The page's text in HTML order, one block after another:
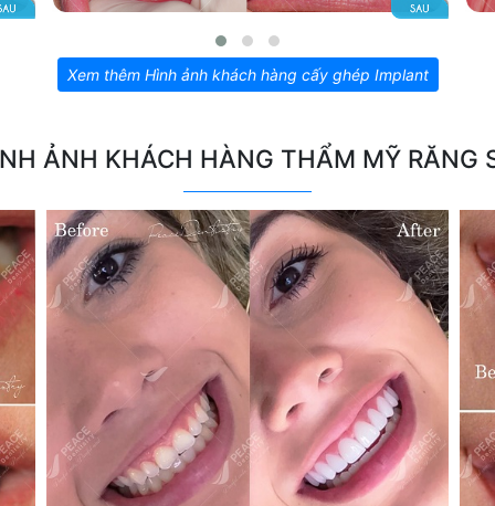
Xem thêm Hình ảnh khách hàng cấy ghép Implant
ẢNH KHÁCH HÀNG THẨM MỸ RĂNG